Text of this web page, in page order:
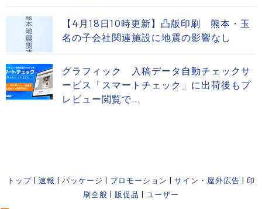
【4月18日10時更新】凸版印刷 熊本・玉
名の子会社関連施設に地震の影響なし
グラフィック 入稿データ自動チェックサ
ービス「スマートチェック」に出荷後もプ
レビュー閲覧で...
トップ 速報 パッケージ プロモーション サイン・屋外広告
印
刷全般
販促品 ユーザー